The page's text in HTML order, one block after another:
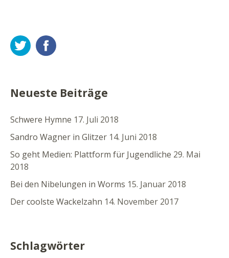
Twitter
Neueste Beiträge
Schwere Hymne 17. Juli 2018
Sandro Wagner in Glitzer 14. Juni 2018
So geht Medien: Plattform für Jugendliche 29. Mai
2018
Bei den Nibelungen in Worms 15. Januar 2018
Der coolste Wackelzahn 14. November 2017
Schlagwörter